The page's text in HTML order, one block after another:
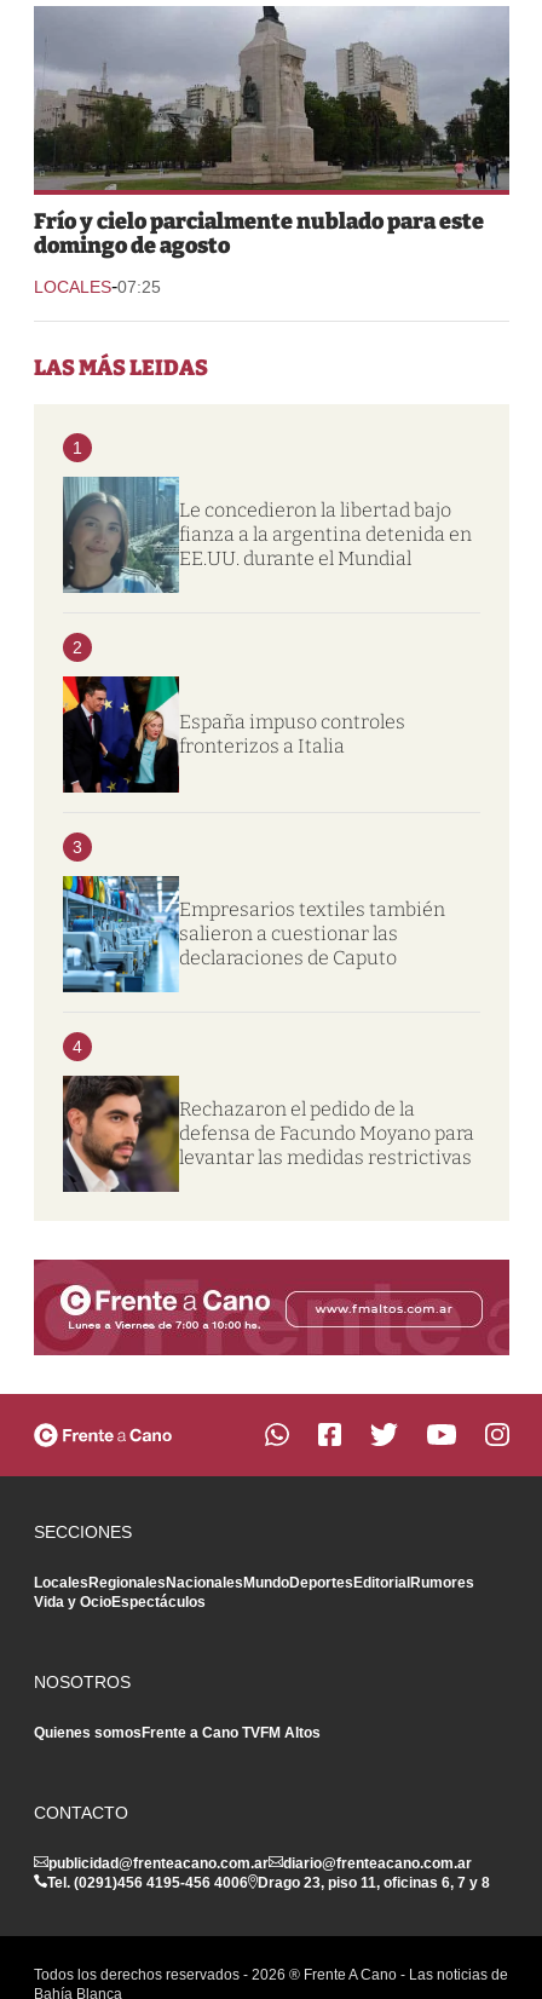
Frío y cielo parcialmente nublado para este
domingo de agosto
LOCALES-07:25
LAS MÁS LEIDAS
1
Le concedieron la libertad bajo
fianza a la argentina detenida en
EE.UU. durante el Mundial
2
España impuso controles
fronterizos a Italia
3
Empresarios textiles también
salieron a cuestionar las
declaraciones de Caputo
4
Rechazaron el pedido de la
defensa de Facundo Moyano para
levantar las medidas restrictivas
SECCIONES
LocalesRegionalesNacionalesMundoDeportesEditorialRumores
Vida y OcioEspectáculos
NOSOTROS
Quienes somosFrente a Cano TVFM Altos
CONTACTO
publicidad@frenteacano.com.ar
diario@frenteacano.com.ar
Tel. (0291)456 4195-456 4006 Drago 23, piso 11, oficinas 6, 7 y 8
Todos los derechos reservados - 2026 ® Frente A Cano - Las noticias de
Bahía Blanca